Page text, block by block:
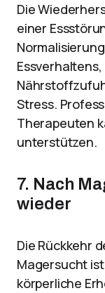
Die
einer
Stress.
Therapeuten
unterstützen.
7. Nach
wieder
Die Rückkehr
Magersucht
körperliche